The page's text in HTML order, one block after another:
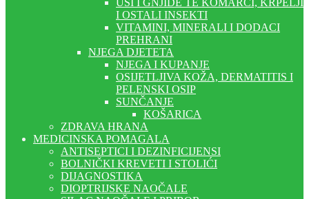
UŠI I GNJIDE TE KOMARCI, KRPELJI
I OSTALI INSEKTI
VITAMINI, MINERALI I DODACI
PREHRANI
NJEGA DJETETA
NJEGA I KUPANJE
OSIJETLJIVA KOŽA, DERMATITIS I
PELENSKI OSIP
SUNČANJE
KOŠARICA
ZDRAVA HRANA
MEDICINSKA POMAGALA
ANTISEPTICI I DEZINFICIJENSI
BOLNIČKI KREVETI I STOLIĆI
DIJAGNOSTIKA
DIOPTRIJSKE NAOČALE